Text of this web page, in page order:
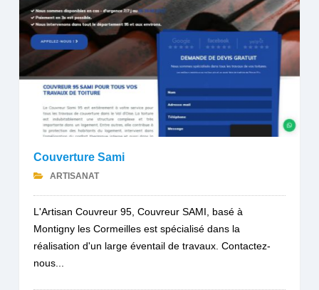
Couverture Sami
ARTISANAT
L'Artisan Couvreur 95, Couvreur SAMI, basé à
Montigny les Cormeilles est spécialisé dans la
réalisation d'un large éventail de travaux. Contactez-
nous...